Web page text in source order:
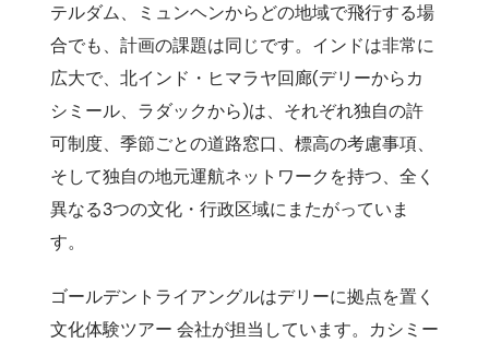
テルダム、ミュンヘンからどの地域で飛行する場
合でも、計画の課題は同じです。インドは非常に
広大で、北インド・ヒマラヤ回廊(デリーからカ
シミール、ラダックから)は、それぞれ独自の許
可制度、季節ごとの道路窓口、標高の考慮事項、
そして独自の地元運航ネットワークを持つ、全く
異なる3つの文化・行政区域にまたがっていま
す。
ゴールデントライアングルはデリーに拠点を置く
文化体験ツアー 会社が担当しています。カシミー